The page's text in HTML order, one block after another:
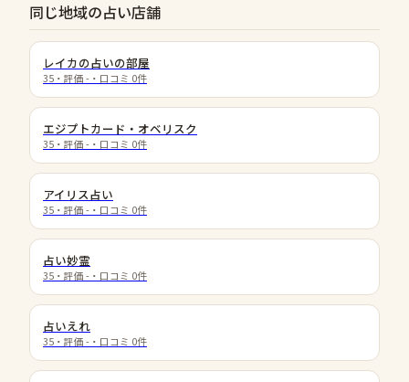
同じ地域の占い店舗
レイカの占いの部屋
35 ・評価 - ・口コミ 0件
エジプトカード・オベリスク
35 ・評価 - ・口コミ 0件
アイリス占い
35 ・評価 - ・口コミ 0件
占い妙霊
35 ・評価 - ・口コミ 0件
占いえれ
35 ・評価 - ・口コミ 0件